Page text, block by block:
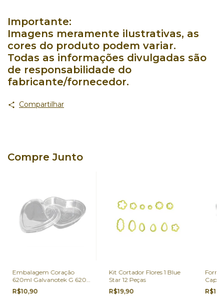
Importante:
Imagens meramente ilustrativas, as
cores do produto podem variar.
Todas as informações divulgadas são
de responsabilidade do
fabricante/fornecedor.
Compartilhar
Compre Junto
Embalagem Coração
620ml Galvanotek G 620
10 Un.
R$10,90
Kit Cortador Flores 1 Blue
Star 12 Peças
R$19,90